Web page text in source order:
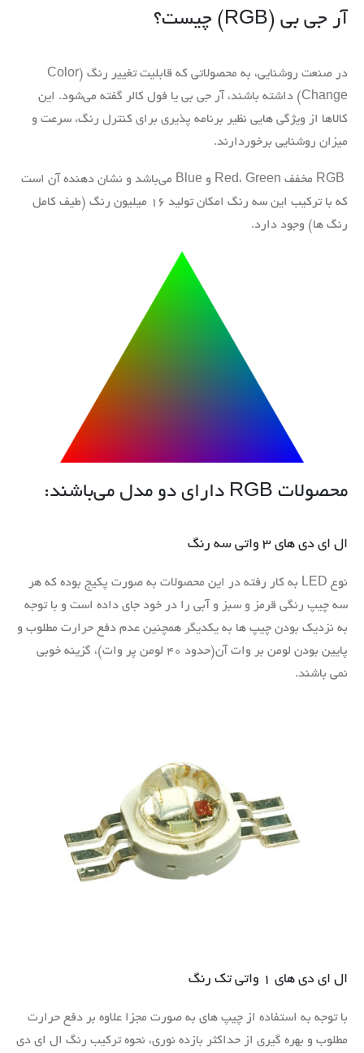
آر جی بی (RGB) چیست؟
در صنعت روشنایی، به محصولاتی که قابلیت تغییر رنگ (Color
Change) داشته باشند، آر جی بی یا فول کالر گفته می‌شود. این
کالاها از ویژگی هایی نظیر برنامه پذیری برای کنترل رنگ، سرعت و
میزان روشنایی برخوردارند.
RGB مخفف Red، Green و Blue می‌باشد و نشان دهنده آن است
که با ترکیب این سه رنگ امکان تولید ۱۶ میلیون رنگ (طیف کامل
رنگ ها) وجود دارد.
محصولات RGB دارای دو مدل می‌باشند:
ال ای دی های ۳ واتی سه رنگ
نوع LED به کار رفته در این محصولات به صورت پکیج بوده که هر
سه چیپ رنگی قرمز و سبز و آبی را در خود جای داده است و با توجه
به نزدیک بودن چیپ ها به یکدیگر همچنین عدم دفع حرارت مطلوب و
پایین بودن لومن بر وات آن(حدود ۴۰ لومن پر وات)، گزینه خوبی
نمی باشند.
ال ای دی های ۱ واتی تک رنگ
با توجه به استفاده از چیپ های به صورت مجزا علاوه بر دفع حرارت
مطلوب و بهره گیری از حداکثر بازده نوری، نحوه ترکیب رنگ ال ای دی